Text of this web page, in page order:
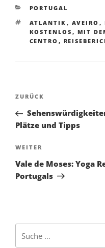
KATEGORIEN
PORTUGAL
SCHLAGWÖRTER
ATLANTIK , AVEIRO ,
KOSTENLOS , MIT
CENTRO ,
Beitragsnavigation
Vorheriger
Beitrag
ZURÜCK
Plätze und Tipps
Nächster
Beitrag
WEITER
Vale de Moses: Yoga
Portugals
nach: